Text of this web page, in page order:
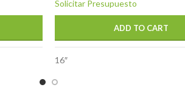
Solicitar Presupuesto
ADD TO CART
16″